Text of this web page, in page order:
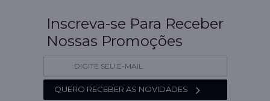
Inscreva-se Para Receber
Nossas Promoções
QUERO RECEBER AS NOVIDADES